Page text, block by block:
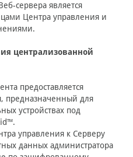
сервера является
Центра управления и
централизованной
предоставляется
предназначенный для
устройствах под
управления к Серверу
данных администратора